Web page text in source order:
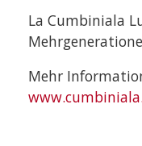
La Cumbiniala
Mehr